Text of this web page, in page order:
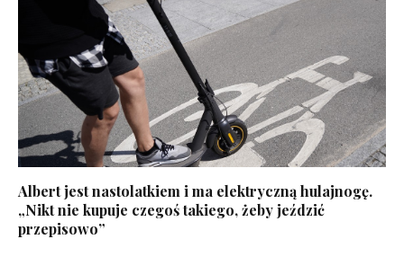
Albert jest nastolatkiem i ma elektryczną hulajnogę.
„Nikt nie kupuje czegoś takiego, żeby jeździć
przepisowo”